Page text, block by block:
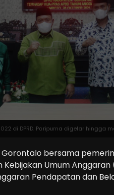
di DPRD. Paripurna digelar hingga
Gorontalo bersama
Umum Anggaran
Pendapatan dan